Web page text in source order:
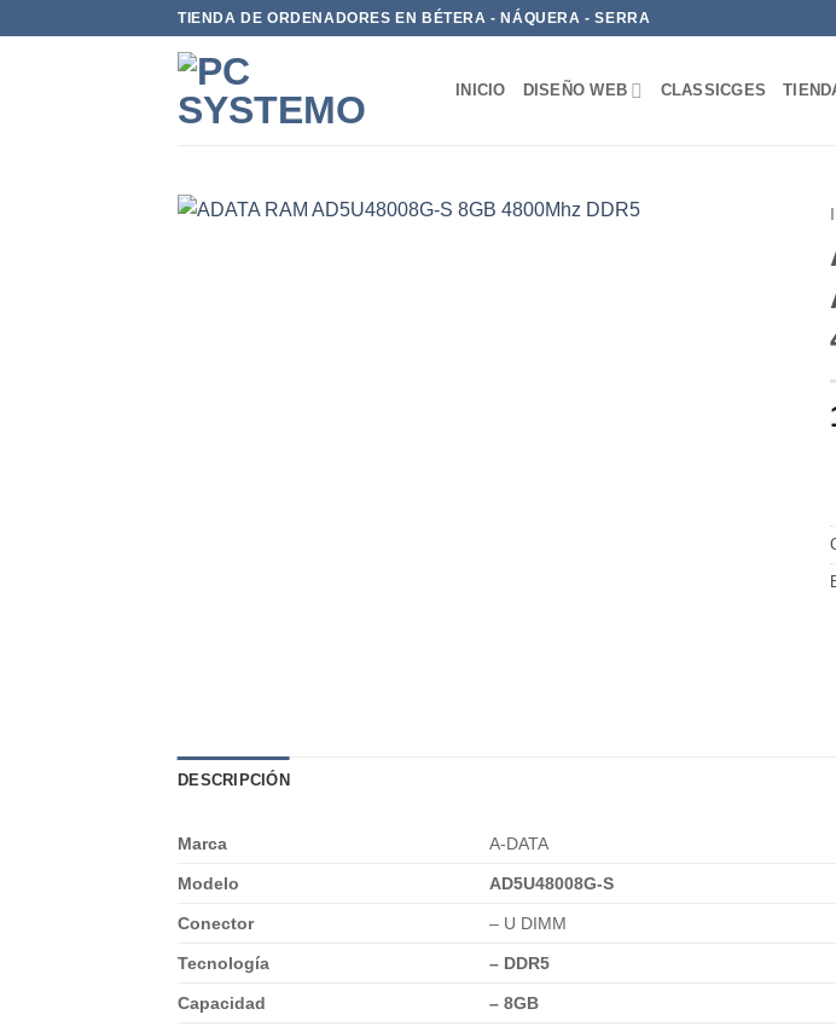
TIENDA DE ORDENADORES EN BÉTERA - NÁQUERA - SERRA
INICIO DISEÑO WEB CLASSICGES
DESCRIPCIÓN
Marca A-DATA
Modelo AD5U48008G-S
Conector – U DIMM
Tecnología – DDR5
Capacidad – 8GB